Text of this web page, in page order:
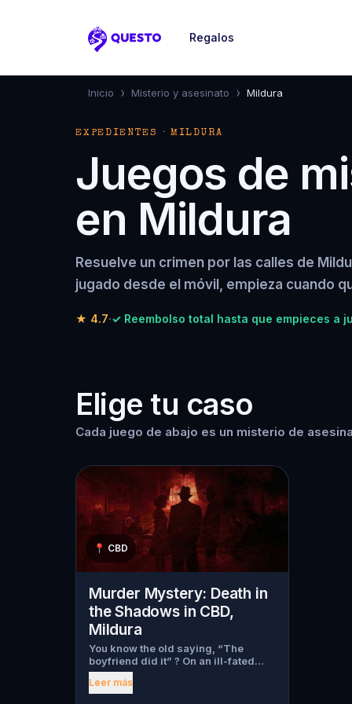
Questo
Regalos
Inicio › Misterio y asesinato › Mildura
EXPEDIENTES · MILDURA
Juegos de
en Mildura
Resuelve un crimen por las calles de
jugado desde el móvil, empieza cuando
★ 4.7·✓ Reembolso total hasta que empieces a
Elige tu caso
Cada juego de abajo es un misterio de
📍 CBD
Murder Mystery: Death in
the Shadows in CBD,
Mildura
You know the old saying, “The
boyfriend did it” ? On an ill-fated
night, love goes terribly wrong for
Bella Wanderlust and Walter Bridges
Leer más